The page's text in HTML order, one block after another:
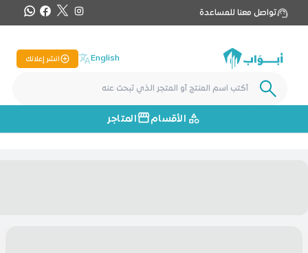
تواصل معنا للمساعدة
English انشر إعلانك
الأقسام المتاجر